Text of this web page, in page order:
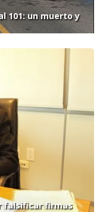
101: un muerto y
falsificar firmas